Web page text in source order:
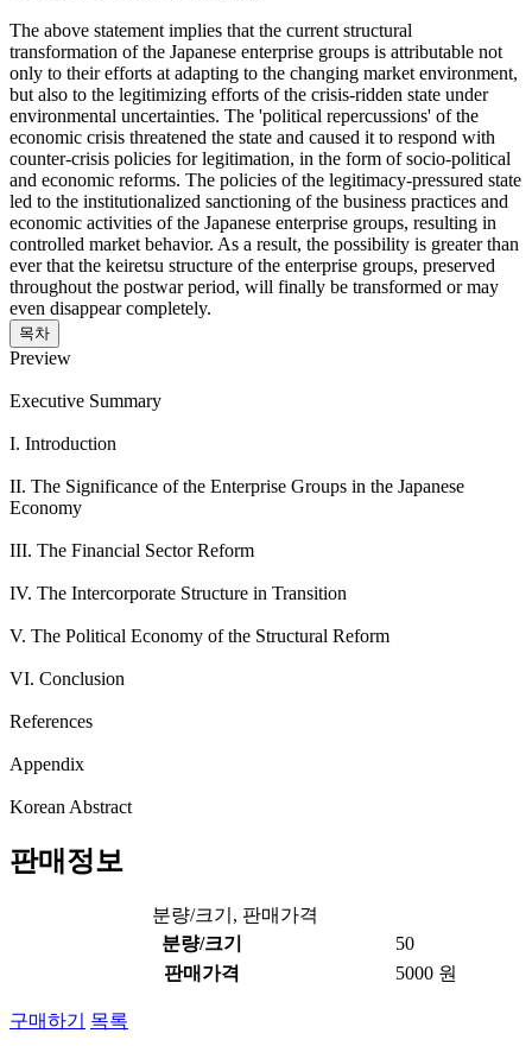
The above statement implies that the current structural
transformation of the Japanese enterprise groups is attributable not
only to their efforts at adapting to the changing market environment,
but also to the legitimizing efforts of the crisis-ridden state under
environmental uncertainties. The 'political repercussions' of the
economic crisis threatened the state and caused it to respond with
counter-crisis policies for legitimation, in the form of socio-political
and economic reforms. The policies of the legitimacy-pressured state
led to the institutionalized sanctioning of the business practices and
economic activities of the Japanese enterprise groups, resulting in
controlled market behavior. As a result, the possibility is greater than
ever that the keiretsu structure of the enterprise groups, preserved
throughout the postwar period, will finally be transformed or may
even disappear completely.
목차
Preview
Executive Summary
I. Introduction
II. The Significance of the Enterprise Groups in the Japanese
Economy
III. The Financial Sector Reform
IV. The Intercorporate Structure in Transition
V. The Political Economy of the Structural Reform
VI. Conclusion
References
Appendix
Korean Abstract
판매정보
분량/크기, 판매가격
분량/크기
50
판매가격
5000 원
구매하기 목록